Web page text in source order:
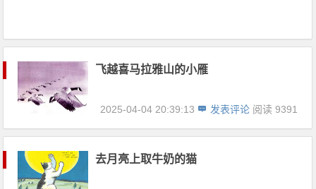
飞越喜马拉雅山的小雁
2025-04-04 20:39:13 发表评论 阅读 9391
去月亮上取牛奶的猫